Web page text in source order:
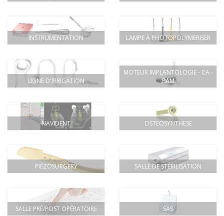
INSTRUMENTATION LAMPE À PHOTOPOLYMERISER
LIGNE D'IRRIGATION
MOTEUR IMPLANTOLOGIE - CA -
PAM
NAVIDENT OSTEOSYNTHESE
PIÉZOSURGERY SALLE DE STÉRILISATION
SALLE PRÉ/POST OPÉRATOIRE SAS